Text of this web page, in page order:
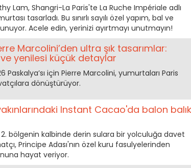
Lam, Shangri-La Paris'te La Ruche Impériale adlı
tasarladı. Bu sınırlı sayılı özel yapım, bal ve
Acele edin, yerinizi ayırtmayı unutmayın!
Marcolini’den ultra şık tasarımlar:
yenilesi küçük detaylar
için Pierre Marcolini, yumurtaları Paris
dönüştürüyor.
Instant Cacao'da balon balık
bölgenin kalbinde derin sulara bir yolculuğa davet
Principe Adası'nın özel kuru fasulyelerinden
hayat veriyor.